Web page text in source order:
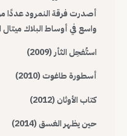
أصدرت فرقة النمرود عددًا
واسع في أوساط البلاك ميتال
استُفحِل الثأر (2009)
أسطورة طاغوت (2010)
كتاب الأوثان (2012)
حين يظهر الغسق (2014)